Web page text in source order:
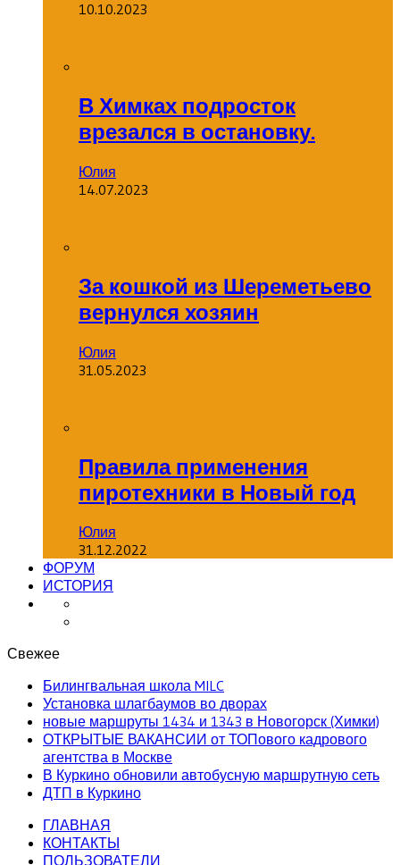
10.10.2023
В Химках подросток
врезался в остановку.
Юлия
14.07.2023
За кошкой из Шереметьево
вернулся хозяин
Юлия
31.05.2023
Правила применения
пиротехники в Новый год
Юлия
31.12.2022
ФОРУМ
ИСТОРИЯ
Свежее
Билингвальная школа MILC
Установка шлагбаумов во дворах
новые маршруты 1434 и 1343 в Новогорск (Химки)
ОТКРЫТЫЕ ВАКАНСИИ от ТОПового кадрового
агентства в Москве
В Куркино обновили автобусную маршрутную сеть
ДТП в Куркино
ГЛАВНАЯ
КОНТАКТЫ
ПОЛЬЗОВАТЕЛИ